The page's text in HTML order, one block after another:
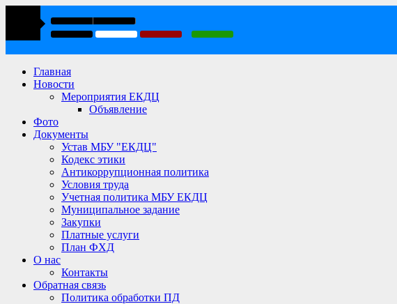
Главная
Новости
Мероприятия ЕКДЦ
Объявление
Фото
Документы
Устав МБУ "ЕКДЦ"
Кодекс этики
Антикоррупционная политика
Условия труда
Учетная политика МБУ ЕКДЦ
Муниципальное задание
Закупки
Платные услуги
План ФХД
О нас
Контакты
Обратная связь
Политика обработки ПД